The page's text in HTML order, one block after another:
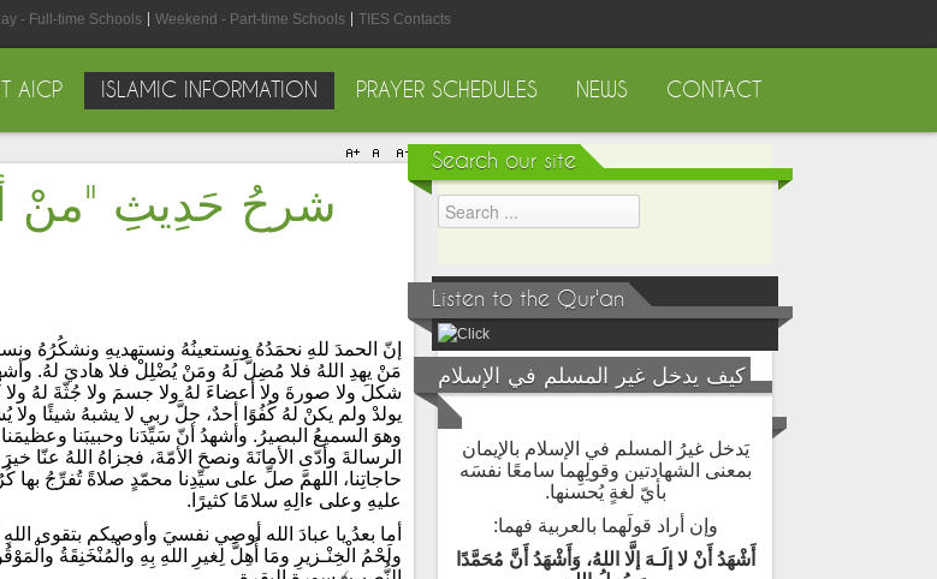
- Full-time Schools Weekend - Part-time Schools TIES Contacts
AICP ISLAMIC INFORMATION PRAYER SCHEDULES NEWS CONTACT
شرحُ حَدِيثِ "منْ
إنّ الحمدَ للهِ نحمَدُهُ ونستعينُهُ ونستهديهِ ونشكُرُهُ
مَنْ يهدِ اللهُ فلا مُضِلَّ لَهُ ومَنْ يُضْلِلْ فلا هاديَ لهُ. وأشهدُ
شكلَ ولا صورةَ ولا أعضاءَ لهُ ولا جسمَ ولا جُثّةَ لهُ ولا
يولدْ ولم يكنْ لهُ كُفُوًا أحدٌ، جلَّ ربي لا يشبهُ شيئًا
وهوَ السميعُ البصيرُ. وأشهدُ أنّ سَيِّدَنا وحبيبَنا
الرسالةَ وأدّى الأمانَةَ ونصحَ الأمّةَ، فجزاهُ اللهُ عنّا
حاجاتِنا، اللهمَّ صلِّ على سيِّدِنا محمّدٍ صلاةً تُفرِّجُ بها
عليهِ وعلى ءالِهِ سلامًا كثيرًا.
أما بعدُ يا عبادَ الله أوصِي نفسيَ وأوصيكم بتقوى
ولَحْمُ الْخِنْـزيرِ ومَا أُهِلَّ لِغيرِ اللهِ بِهِ والْمُنْخَنِقَةُ
Search our site
Listen to the Qur'an
كيف يدخل غير المسلم في الإسلام
يَدخل غيرُ المسلم في الإسلام بالإيمان
بمعنى الشهادتين وقولِهِما سامعًا نفسَه
بأيّ لغةٍ يُحسنها.
وإن أراد قولَهما بالعربية فهما:
أَشْهَدُ أَنْ لا إلَـهَ إلَّا اللهُ، وَأَشْهَدُ أَنَّ مُحَمَّدًا